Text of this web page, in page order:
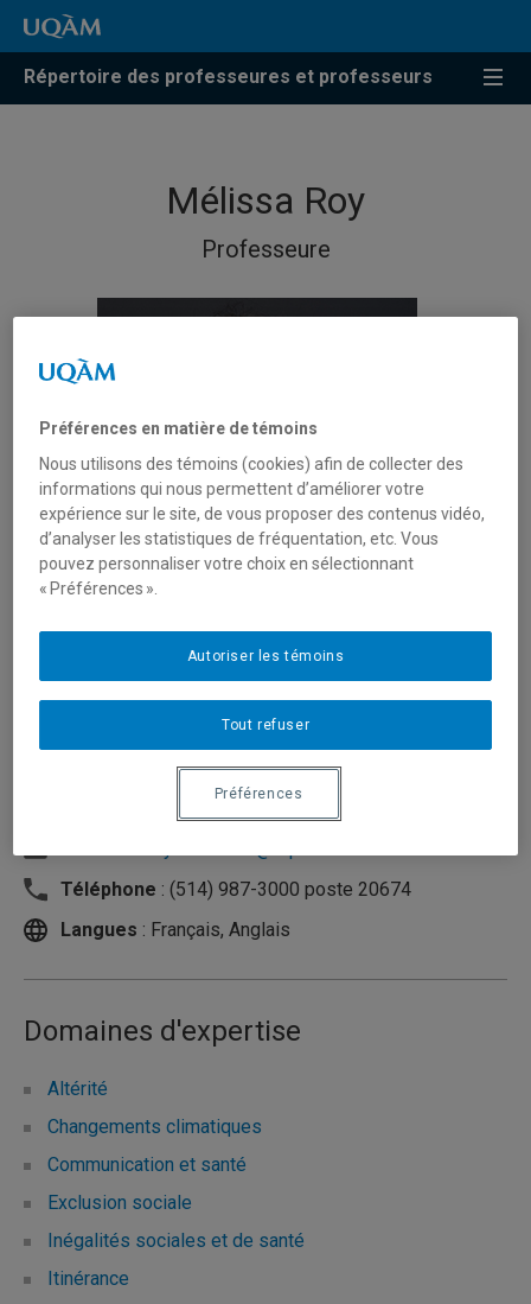
Répertoire des professeures et professeurs
Mélissa Roy
Professeure
Téléphone : (514) 987-3000 poste 20674
Langues : Français, Anglais
Domaines d'expertise
Altérité
Changements climatiques
Communication et santé
Exclusion sociale
Inégalités sociales et de santé
Itinérance
Préférences en matière de témoins
Nous utilisons des témoins (cookies) afin de collecter des
informations qui nous permettent d’améliorer votre
expérience sur le site, de vous proposer des contenus vidéo,
d’analyser les statistiques de fréquentation, etc. Vous
pouvez personnaliser votre choix en sélectionnant
« Préférences ».
Tout refuser
Autoriser les témoins
Préférences